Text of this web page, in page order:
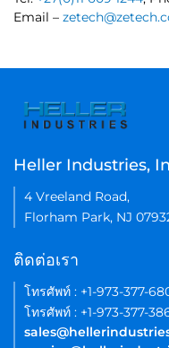
Email –
Heller Industries,
4 Vreeland Road,
Florham Park, NJ
ติดต่อเรา
โทรศัพท์ : +1-973-377-
โทรศัพท์ : +1-973-377-